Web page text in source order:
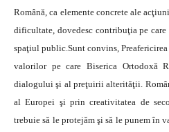
Română, ca elemente concrete ale
dificultate, dovedesc contribuţia pe
spaţiul public.Sunt convins,
valorilor pe care Biserica Ortodoxă
dialogului şi al preţuirii alterităţii.
al Europei şi prin creativitatea de
trebuie să le protejăm şi să le punem în